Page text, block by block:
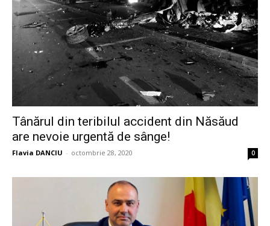
Tânărul din teribilul accident din Năsăud
are nevoie urgentă de sânge!
Flavia DANCIU - octombrie 28, 2020 0